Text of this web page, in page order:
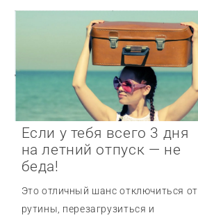
Если у тебя всего 3 дня
на летний отпуск — не
беда!
Это отличный шанс отключиться от
рутины, перезагрузиться и